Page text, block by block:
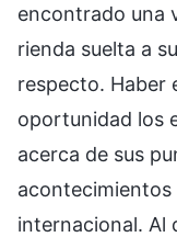
encontrado una
rienda suelta a
respecto. Haber
oportunidad los
acerca de sus
acontecimientos
internacional. Al